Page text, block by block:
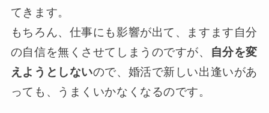
てきます。
もちろん、仕事にも影響が出て、ますます自分
の自信を無くさせてしまうのですが、
自分を変
えようとしないので、婚活で新しい出逢いがあ
っても、うまくいかなくなるのです。